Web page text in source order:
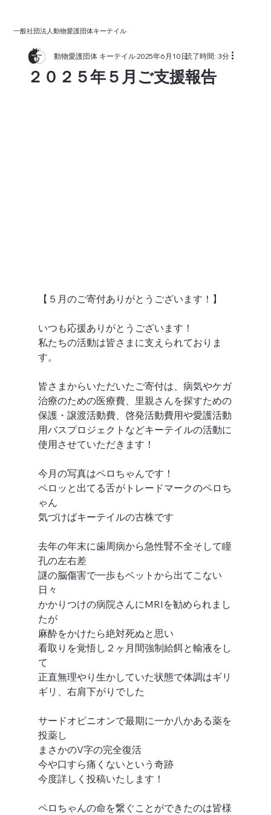
一般社団法人動物愛護団体キーテイル
２０２５年５月ご支援報告
動物愛護団体 キーテイル2025年6月10日読了時間: 3分
【５月のご寄付ありがとうございます！】
いつも応援ありがとうございます！
私たちの活動は皆さまに支えられておりま
す。
皆さまからいただいたご寄付は、病気やケガ
治療のための医療費、里親さんを探すための
保護・譲渡活動費、啓発活動費用や愛護活動
用バスプロジェクトなどキーテイルの活動に
使用させていただきます！
今月の写真はペロちゃんです！
ペロッと出てる舌がトレードマークのペロち
ゃん
気づけばキーテイルの古株です
去年の年末に歯周病から急性腎不全そして瞳
孔の左右差
謎の脳傷害で一歩もベットから出てこない
日々
かかりつけの病院さんにMRIを勧められまし
たが
麻酔をかけたら絶対死ぬと思い
看取りを覚悟し２ヶ月間強制給餌と輸液をし
て
正直無理やり生かしていた状態で体調はギリ
ギリ、右肩下がりでした
サードオピニオンで最期に一か八かある薬を
投薬し
まさかのV字の完全復活
今や口すら痛くないという奇跡
今度詳しく投稿いたします！
ペロちゃんの命を繋ぐことができたのは皆様